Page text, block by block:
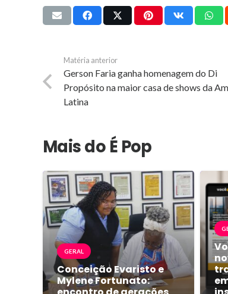
Matéria anterior
Gerson Faria ganha homenagem do Di
Propósito na maior casa de shows da
Latina
Mais do É Pop
GERAL
Conceição Evaristo e
Mylene Fortunato: